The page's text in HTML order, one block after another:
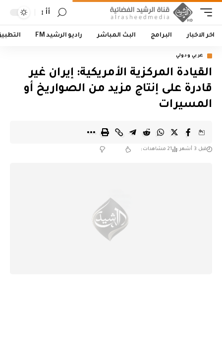
أأ
اخر الاخبار البرامج البث المباشر راديو الرشيد FM
عربي ودولي
القيادة المركزية الأمريكية: إيران غير
قادرة على إنتاج مزيد من الصواريخ أو
المسيرات
قبل 3 أشهر 21 مشاهدات